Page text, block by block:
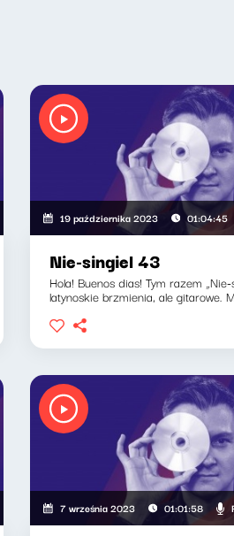
19 października 2023 01:04:45
Nie-singiel 43
Hola! Buenos dias! Tym razem
latynoskie brzmienia, ale gitarowe.
7 września 2023 01:01:58